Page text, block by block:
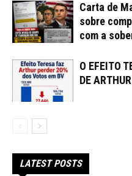
Carta de
sobre
com a
O EFEITO
DE
LATEST POSTS